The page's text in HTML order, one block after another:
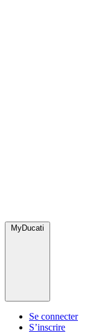
MyDucati
Se connecter
S’inscrire